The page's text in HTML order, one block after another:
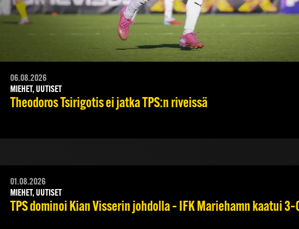
06.08.2026
MIEHET, UUTISET
Theodoros Tsirigotis ei jatka TPS:n riveissä
01.08.2026
MIEHET, UUTISET
TPS dominoi Kian Visserin johdolla – IFK Mariehamn kaatui